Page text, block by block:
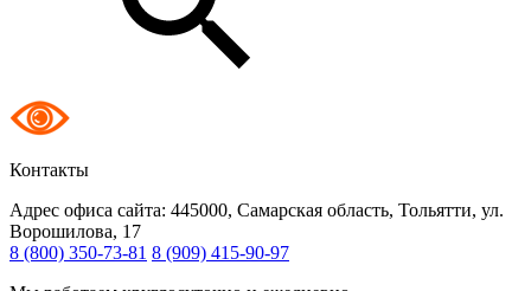
Контакты
Адрес офиса сайта: 445000, Самарская область, Тольятти, ул.
Ворошилова, 17
8 (800) 350-73-81 8 (909) 415-90-97